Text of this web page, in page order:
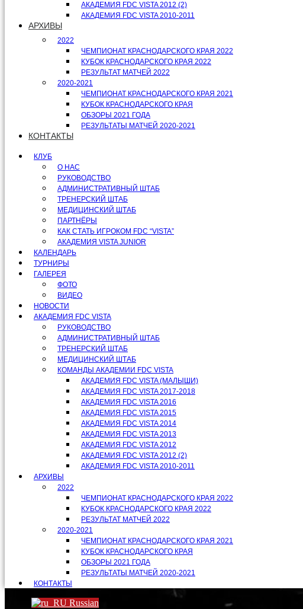
АКАДЕМИЯ FDC VISTA 2012 (2)
АКАДЕМИЯ FDC VISTA 2010-2011
АРХИВЫ
2022
ЧЕМПИОНАТ КРАСНОДАРСКОГО КРАЯ 2022
КУБОК КРАСНОДАРСКОГО КРАЯ 2022
РЕЗУЛЬТАТ МАТЧЕЙ 2022
2020-2021
ЧЕМПИОНАТ КРАСНОДАРСКОГО КРАЯ 2021
КУБОК КРАСНОДАРСКОГО КРАЯ
ОБЗОРЫ 2021 ГОДА
РЕЗУЛЬТАТЫ МАТЧЕЙ 2020-2021
КОНТАКТЫ
КЛУБ
О НАС
РУКОВОДСТВО
АДМИНИСТРАТИВНЫЙ ШТАБ
ТРЕНЕРСКИЙ ШТАБ
МЕДИЦИНСКИЙ ШТАБ
ПАРТНЁРЫ
КАК СТАТЬ ИГРОКОМ FDC “VISTA”
АКАДЕМИЯ VISTA JUNIOR
КАЛЕНДАРЬ
ТУРНИРЫ
ГАЛЕРЕЯ
ФОТО
ВИДЕО
НОВОСТИ
АКАДЕМИЯ FDC VISTA
РУКОВОДСТВО
АДМИНИСТРАТИВНЫЙ ШТАБ
ТРЕНЕРСКИЙ ШТАБ
МЕДИЦИНСКИЙ ШТАБ
КОМАНДЫ АКАДЕМИИ FDC VISTA
АКАДЕМИЯ FDC VISTA (МАЛЫШИ)
АКАДЕМИЯ FDC VISTA 2017-2018
АКАДЕМИЯ FDC VISTA 2016
АКАДЕМИЯ FDC VISTA 2015
АКАДЕМИЯ FDC VISTA 2014
АКАДЕМИЯ FDC VISTA 2013
АКАДЕМИЯ FDC VISTA 2012
АКАДЕМИЯ FDC VISTA 2012 (2)
АКАДЕМИЯ FDC VISTA 2010-2011
АРХИВЫ
2022
ЧЕМПИОНАТ КРАСНОДАРСКОГО КРАЯ 2022
КУБОК КРАСНОДАРСКОГО КРАЯ 2022
РЕЗУЛЬТАТ МАТЧЕЙ 2022
2020-2021
ЧЕМПИОНАТ КРАСНОДАРСКОГО КРАЯ 2021
КУБОК КРАСНОДАРСКОГО КРАЯ
ОБЗОРЫ 2021 ГОДА
РЕЗУЛЬТАТЫ МАТЧЕЙ 2020-2021
КОНТАКТЫ
Russian